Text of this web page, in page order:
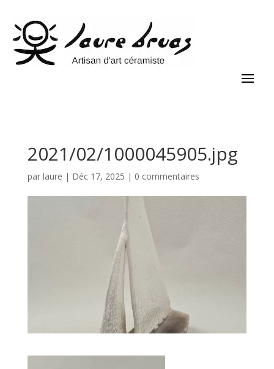
2021/02/1000045905.jpg
par laure | Déc 17, 2025 | 0 commentaires